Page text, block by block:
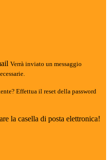
Verrà inviato un messaggio
Effettua il reset della password
la casella di posta elettronica!